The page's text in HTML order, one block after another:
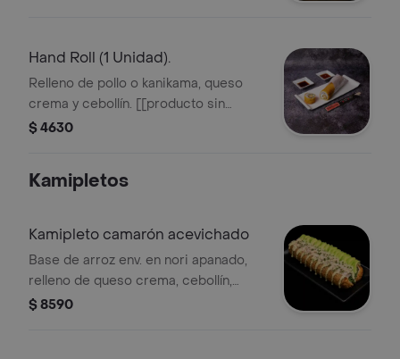
Hand Roll (1 Unidad).
Relleno de pollo o kanikama, queso
crema y cebollín. [[producto sin
opción de agregar o cambiar sus
$ 4630
Kamipletos
Kamipleto camarón acevichado
Base de arroz env. en nori apanado,
relleno de queso crema, cebollín,
camarón, palta y salsa acevichada.
$ 8590